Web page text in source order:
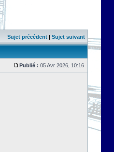
Sujet précédent | Sujet suivant
Publié : 05 Avr 2026, 10:16